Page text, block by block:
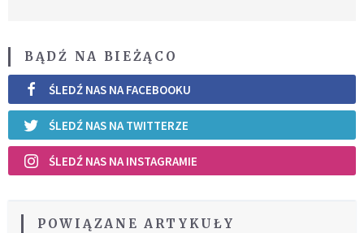
BĄDŹ NA BIEŻĄCO
ŚLEDŹ NAS NA FACEBOOKU
ŚLEDŹ NAS NA TWITTERZE
ŚLEDŹ NAS NA INSTAGRAMIE
POWIĄZANE ARTYKUŁY